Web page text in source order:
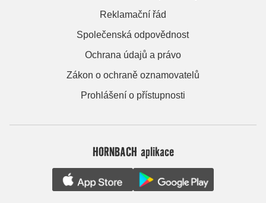
Reklamační řád
Společenská odpovědnost
Ochrana údajů a právo
Zákon o ochraně oznamovatelů
Prohlášení o přístupnosti
HORNBACH aplikace